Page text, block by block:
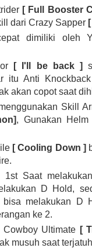
[ Full Booster
dari Crazy Sapper
dimiliki oleh
[ I'll be back ]
itu Anti
akan copot saat
Skill
, Gunakan Helm
[ Cooling Down ]
1st Saat
D Hold,
bisa melakukan D
ke 2.
Cowboy Ultimate [
musuh saat terjatuh